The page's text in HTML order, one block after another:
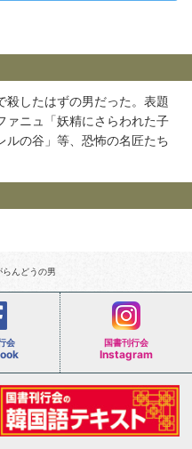
殺したはずの男だった。表題
ァニュ「妖精にさらわれた子
ルの谷」等、恐怖の名匠たち
らんどうの男
会 国書刊行会
Instagram